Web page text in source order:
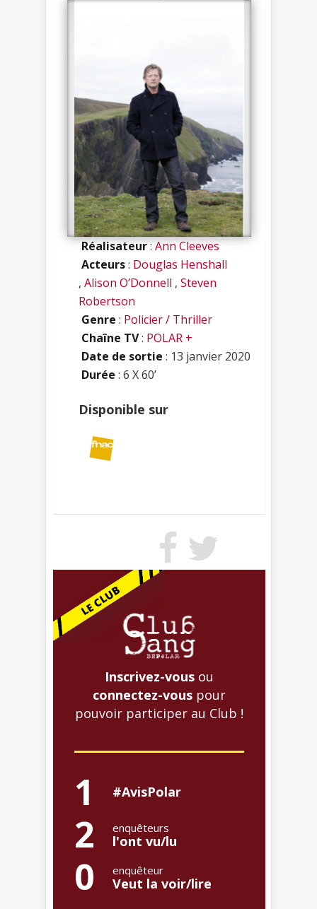
Réalisateur:Ann Cleeves
Acteurs: Douglas Henshall
, Alison O’Donnell , Steven
Robertson
Genre : Policier / Thriller
Chaîne TV: POLAR +
Date de sortie : 13 janvier 2020
Durée : 6 X 60’
Disponible sur
Inscrivez-vous ou
connectez-vous pour
pouvoir participer au Club !
1 #AvisPolar
2 enquêteurs
l'ont vu/lu
0 enquêteur
Veut la voir/lire